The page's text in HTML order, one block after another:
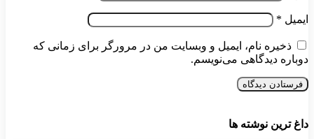
ایمیل *
ذخیره نام، ایمیل و وبسایت من در مرورگر برای زمانی که
دوباره دیدگاهی می‌نویسم.
داغ ترین نوشته ها